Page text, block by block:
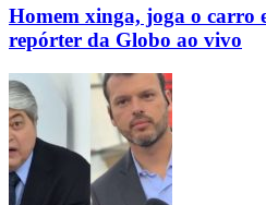
Homem xinga, joga o carro
repórter da Globo ao vivo